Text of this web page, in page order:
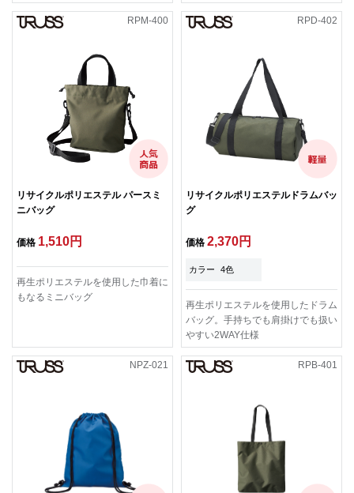
RPM-400
リサイクルポリエステル パースミ
ニバッグ
価格 1,510円
再生ポリエステルを使用した巾着に
もなるミニバッグ
RPD-402
リサイクルポリエステルドラムバッ
グ
価格 2,370円
カラー 4色
再生ポリエステルを使用したドラム
バッグ。手持ちでも肩掛けでも扱い
やすい2WAY仕様
NPZ-021 RPB-401